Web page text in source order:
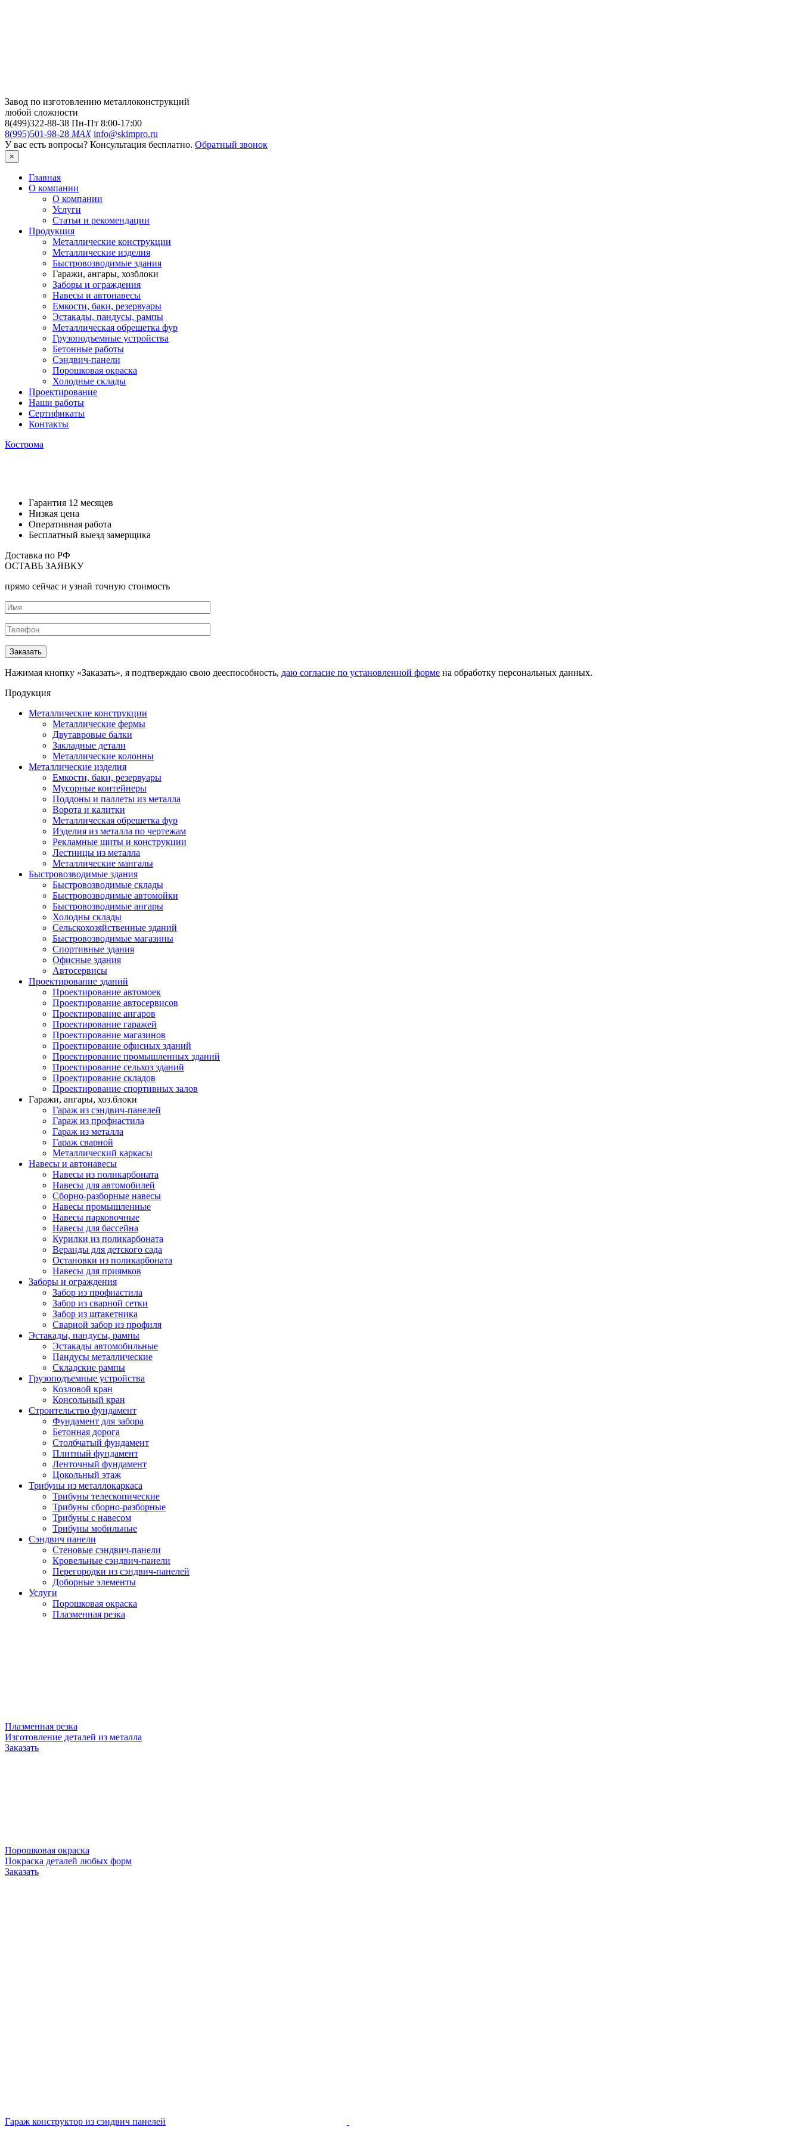
Завод по изготовлению металлоконструкций
любой сложности
8(499)322-88-38 Пн-Пт 8:00-17:00
8(995)501-98-28 MAX info@skimpro.ru
У вас есть вопросы? Консультация бесплатно. Обратный звонок
×
Главная
О компании
О компании
Услуги
Статьи и рекомендации
Продукция
Металлические конструкции
Металлические изделия
Быстровозводимые здания
Гаражи, ангары, хозблоки
Заборы и ограждения
Навесы и автонавесы
Емкости, баки, резервуары
Эстакады, пандусы, рампы
Металлическая обрешетка фур
Грузоподъемные устройства
Бетонные работы
Сэндвич-панели
Порошковая окраска
Холодные склады
Проектирование
Наши работы
Сертификаты
Контакты
Кострома
Гарантия 12 месяцев
Низкая цена
Оперативная работа
Бесплатный выезд замерщика
Доставка по РФ
ОСТАВЬ ЗАЯВКУ
прямо сейчас и узнай точную стоимость
Нажимая кнопку «Заказать», я подтверждаю свою дееспособность, даю согласие по установленной форме на обработку персональных данных.
Продукция
Металлические конструкции
Металлические фермы
Двутавровые балки
Закладные детали
Металлические колонны
Металлические изделия
Емкости, баки, резервуары
Мусорные контейнеры
Поддоны и паллеты из металла
Ворота и калитки
Металлическая обрешетка фур
Изделия из металла по чертежам
Рекламные щиты и конструкции
Лестницы из металла
Металлические мангалы
Быстровозводимые здания
Быстровозводимые склады
Быстровозводимые автомойки
Быстровозводимые ангары
Холодны склады
Сельскохозяйственные зданий
Быстровозводимые магазины
Спортивные здания
Офисные здания
Автосервисы
Проектирование зданий
Проектирование автомоек
Проектирование автосервисов
Проектирование ангаров
Проектирование гаражей
Проектирование магазинов
Проектирование офисных зданий
Проектирование промышленных зданий
Проектирование сельхоз зданий
Проектирование складов
Проектирование спортивных залов
Гаражи, ангары, хоз.блоки
Гараж из сэндвич-панелей
Гараж из профнастила
Гараж из металла
Гараж сварной
Металлический каркасы
Навесы и автонавесы
Навесы из поликарбоната
Навесы для автомобилей
Сборно-разборные навесы
Навесы промышленные
Навесы парковочные
Навесы для бассейна
Курилки из поликарбоната
Веранды для детского сада
Остановки из поликарбоната
Навесы для приямков
Заборы и ограждения
Забор из профнастила
Забор из сварной сетки
Забор из штакетника
Сварной забор из профиля
Эстакады, пандусы, рампы
Эстакады автомобильные
Пандусы металлические
Складские рампы
Грузоподъемные устройства
Козловой кран
Консольный кран
Строительство фундамент
Фундамент для забора
Бетонная дорога
Столбчатый фундамент
Плитный фундамент
Ленточный фундамент
Цокольный этаж
Трибуны из металлокаркаса
Трибуны телескопические
Трибуны сборно-разборные
Трибуны с навесом
Трибуны мобильные
Сэндвич панели
Стеновые сэндвич-панели
Кровельные сэндвич-панели
Перегородки из сэндвич-панелей
Доборные элементы
Услуги
Порошковая окраска
Плазменная резка
Плазменная резка
Изготовление деталей из металла
Заказать
Порошковая окраска
Покраска деталей любых форм
Заказать
Гараж конструктор из сэндвич панелей